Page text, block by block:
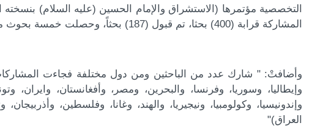
التخصصية مؤتمرها (الاستشراق والإمام الحسين (عليه السلام) بنسخته
المشاركة قرابة (400) بحثا، تم قبول (187) بحثاً، وحصلت خمسة بحوث منها على التقييمات الأعلى".
وأضافتْ: " شارك عدد من الباحثين ومن دول مختلفة فجاءت المشاركات
وإيطاليا، وسوريا، وفرنسا، والبحرين، ومصر، وأفغانستان، وايران،
وإندونيسيا، وكولومبيا، ونيجيريا، والهند، وغانا، وفلسطين،
العراق)"